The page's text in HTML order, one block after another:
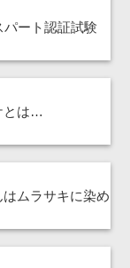
ート認証試験
とは…
ムラサキに染め